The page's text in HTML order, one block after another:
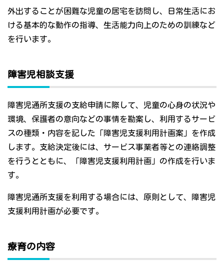
外出することが困難な児童の居宅を訪問し、日常生活にお
ける基本的な動作の指導、生活能力向上のための訓練など
を行います。
障害児相談支援
障害児通所支援の支給申請に際して、児童の心身の状況や
環境、保護者の意向などの事情を勘案し、利用するサービ
スの種類・内容を記した「障害児支援利用計画案」を作成
します。支給決定後には、サービス事業者等との連絡調整
を行うとともに、「障害児支援利用計画」の作成を行いま
す。
障害児通所支援を利用する場合には、原則として、障害児
支援利用計画が必要です。
療育の内容